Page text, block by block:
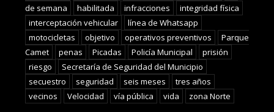
de semana
habilitada infracciones
integridad física
interceptación vehicular
línea de Whatsapp
motocicletas
objetivo operativos preventivos
Parque
Camet
penas Picadas Policía Municipal
prisión
riesgo
Secretaría de Seguridad del Municipio
secuestro
seguridad seis meses
tres años
vecinos
Velocidad vía pública vida zona Norte